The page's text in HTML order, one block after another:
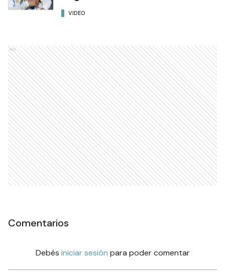
VIDEO
Ads
Comentarios
Debés iniciar sesión para poder comentar